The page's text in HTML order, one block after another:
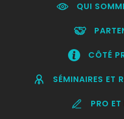
QUI
CÔTÉ
SÉMINAIRES ET
PRO ET